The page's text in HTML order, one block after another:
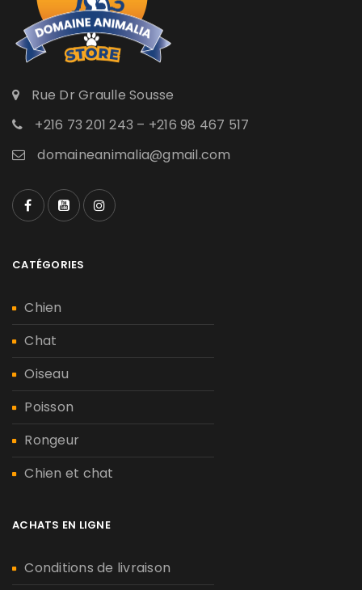
Rue Dr Graulle Sousse
+216 73 201 243 – +216 98 467 517
domaineanimalia@gmail.com
CATÉGORIES
Chien
Chat
Oiseau
Poisson
Rongeur
Chien et chat
ACHATS EN LIGNE
Conditions de livraison